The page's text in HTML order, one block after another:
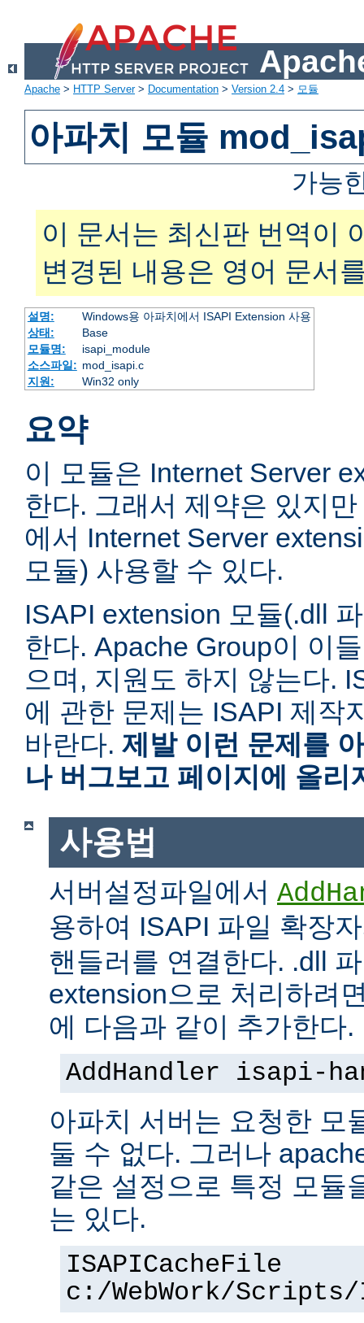
Apache > HTTP Server> Documentation > Version 2.4 > 모듈
아파치 모듈
가능
이 문서는 최신판 번역이
변경된 내용은 영어 문서
설명:
Windows용 아파치에서 ISAPI Extension 사용
상태:
Base
모듈명:
isapi_module
소스파일: mod_isapi.c
지원:
Win32 only
요약
이 모듈은 Internet Server
한다. 그래서 제약은 있지
에서 Internet Server
모듈) 사용할 수 있다.
ISAPI extension 모듈(.dll
한다. Apache Group이 이
으며, 지원도 하지 않는다.
에 관한 문제는 ISAPI 제작
바란다. 제발 이런 문제를
나 버그보고 페이지에 올리
사용법
서버설정파일에서
용하여 ISAPI 파일 확장
핸들러를 연결한다. .dll
extension으로 처리하려
에 다음과 같이 추가한다.
AddHandler isapi-
아파치 서버는 요청한 모
둘 수 없다. 그러나
같은 설정으로 특정 모듈
는 있다.
ISAPICacheFile
c:/WebWork/